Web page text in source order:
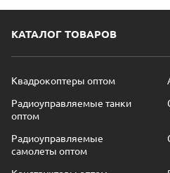
КАТАЛОГ ТОВАРОВ
Квадрокоптеры оптом
Радиоуправляемые танки
оптом
Радиоуправляемые
самолеты оптом